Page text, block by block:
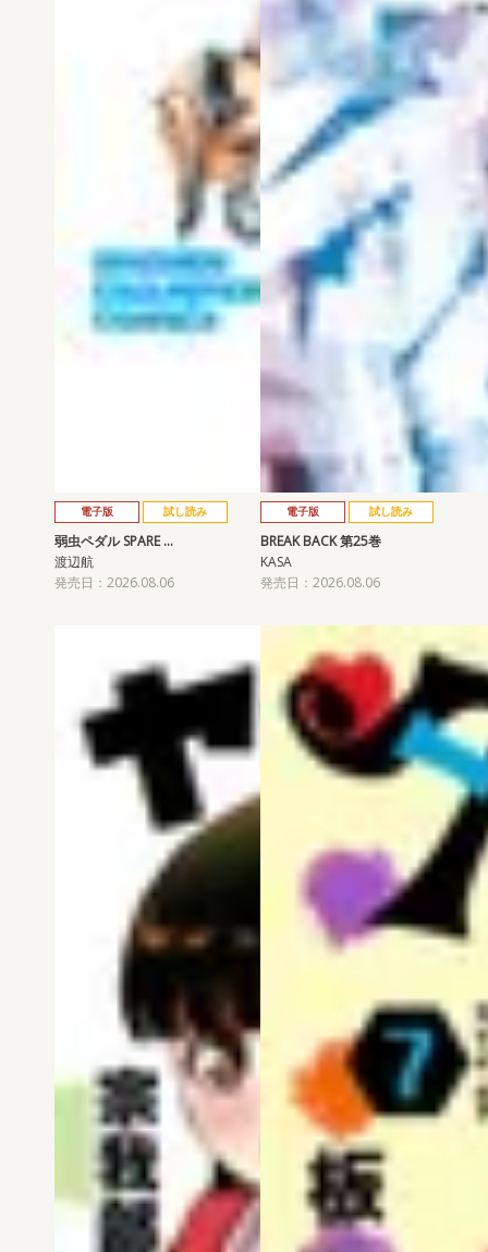
電子版 試し読み
弱虫ペダル SPARE …
渡辺航
発売日：2026.08.06
電子版 試し読み
BREAK BACK 第25巻
KASA
発売日：2026.08.06